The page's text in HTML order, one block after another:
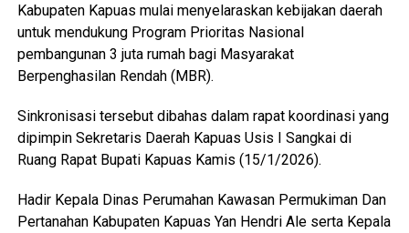
Kabupaten Kapuas mulai menyelaraskan kebijakan daerah
untuk mendukung Program Prioritas Nasional
pembangunan 3 juta rumah bagi Masyarakat
Berpenghasilan Rendah (MBR).
Sinkronisasi tersebut dibahas dalam rapat koordinasi yang
dipimpin Sekretaris Daerah Kapuas Usis I Sangkai di
Ruang Rapat Bupati Kapuas Kamis (15/1/2026).
Hadir Kepala Dinas Perumahan Kawasan Permukiman Dan
Pertanahan Kabupaten Kapuas Yan Hendri Ale serta Kepala